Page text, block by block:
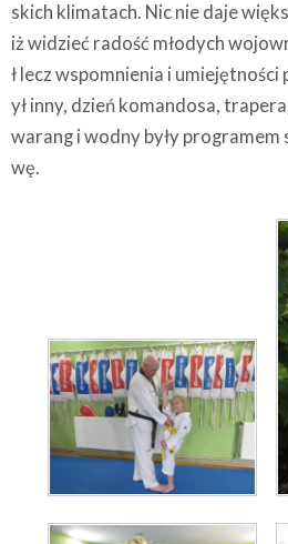
skich klimatach. Nic nie daje
iż widzieć radość młodych
ł lecz wspomnienia i
ył inny, dzień komandosa,
warang i wodny były programem
wę.